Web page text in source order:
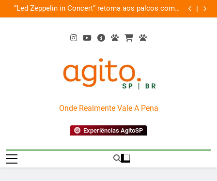
Skip
to
“Led Zeppelin in Concert” retorna aos palcos com a
Nova Orquestra
Cobasi
AgitoSP
Onde Realmente Vale A Pena
Experiências AgitoSP